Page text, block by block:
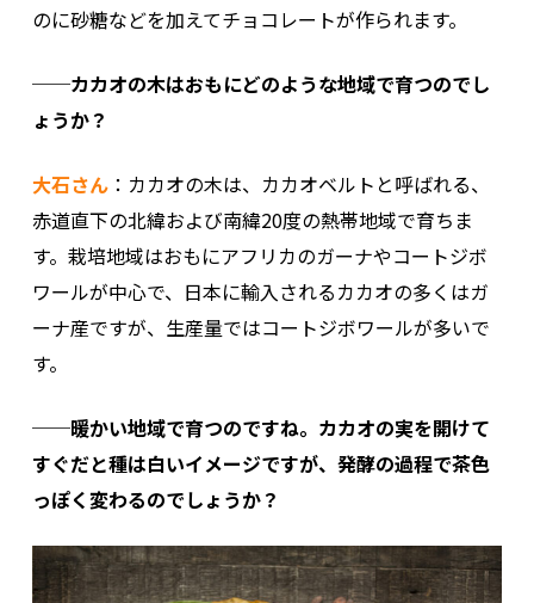
のに砂糖などを加えてチョコレートが作られます。
──カカオの木はおもにどのような地域で育つのでし
ょうか？
大石さん：カカオの木は、カカオベルトと呼ばれる、
赤道直下の北緯および南緯20度の熱帯地域で育ちま
す。栽培地域はおもにアフリカのガーナやコートジボ
ワールが中心で、日本に輸入されるカカオの多くはガ
ーナ産ですが、生産量ではコートジボワールが多いで
す。
──暖かい地域で育つのですね。カカオの実を開けて
すぐだと種は白いイメージですが、発酵の過程で茶色
っぽく変わるのでしょうか？